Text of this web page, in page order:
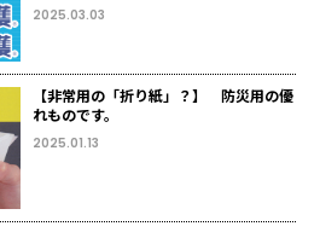
2025.03.03
【非常用の「折り紙」？】 防災用の優
れものです。
2025.01.13